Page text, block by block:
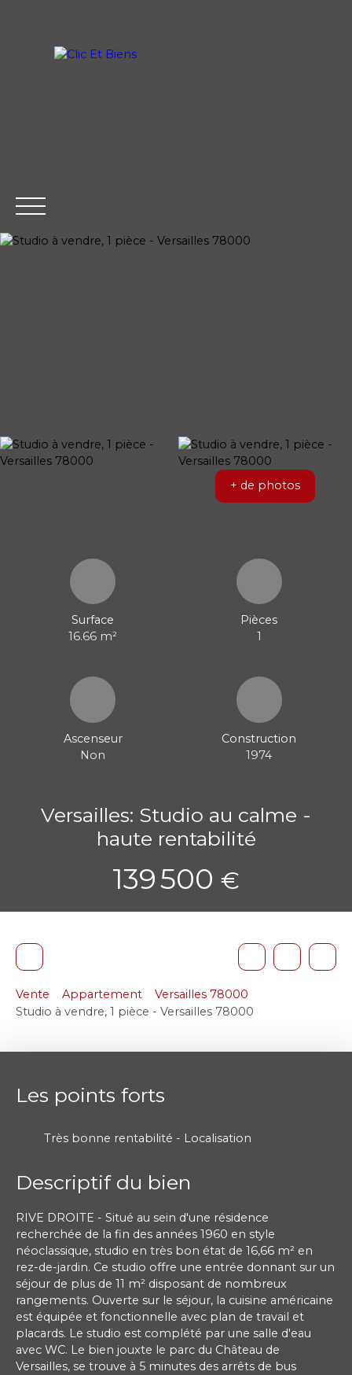
+ de photos
Surface
16.66 m²
Pièces
1
Ascenseur
Non
Construction
1974
Versailles: Studio au calme -
haute rentabilité
139 500 €
Vente Appartement
Versailles 78000
Studio à vendre, 1 pièce - Versailles 78000
Les points forts
Très bonne rentabilité - Localisation
Descriptif du bien
RIVE DROITE - Situé au sein d'une résidence
recherchée de la fin des années 1960 en style
néoclassique, studio en très bon état de 16,66 m² en
rez-de-jardin. Ce studio offre une entrée donnant sur un
séjour de plus de 11 m² disposant de nombreux
rangements. Ouverte sur le séjour, la cuisine américaine
est équipée et fonctionnelle avec plan de travail et
placards. Le studio est complété par une salle d'eau
avec WC. Le bien jouxte le parc du Château de
Versailles, se trouve à 5 minutes des arrêts de bus